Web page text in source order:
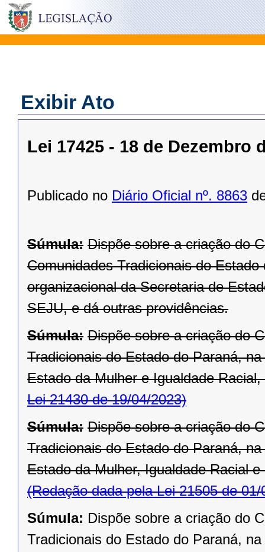
Exibir Ato
Lei 17425 - 18 de Dezembro
Publicado no Diário Oficial nº. 8863
Súmula: Dispõe sobre a criação do
Comunidades Tradicionais do
organizacional da Secretaria de
SEJU, e dá outras providências.
Súmula: Dispõe sobre a criação do
Tradicionais do Estado do Paraná,
Estado da Mulher e Igualdade
Lei 21430 de 19/04/2023)
Súmula: Dispõe sobre a criação do
Tradicionais do Estado do Paraná,
Estado da Mulher, Igualdade Racial
(Redação dada pela Lei 21505 de 01/
Súmula: Dispõe sobre a criação do
Tradicionais do Estado do Paraná,